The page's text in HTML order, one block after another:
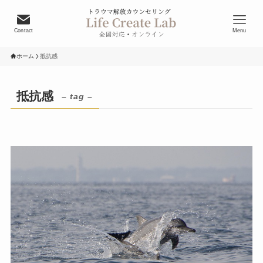
Contact Menu
ホーム 抵抗感
抵抗感 – tag –